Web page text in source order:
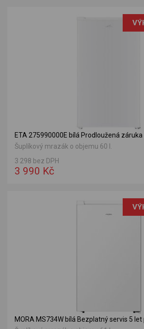
ETA 275990000E bílá Prodloužená
Šuplíkový mrazák o objemu 60 l.
3 298 bez DPH
3 990 Kč
MORA MS734W bílá Bezplatný servis 5